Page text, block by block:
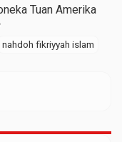
Tuan Amerika
nahdoh fikriyyah islam